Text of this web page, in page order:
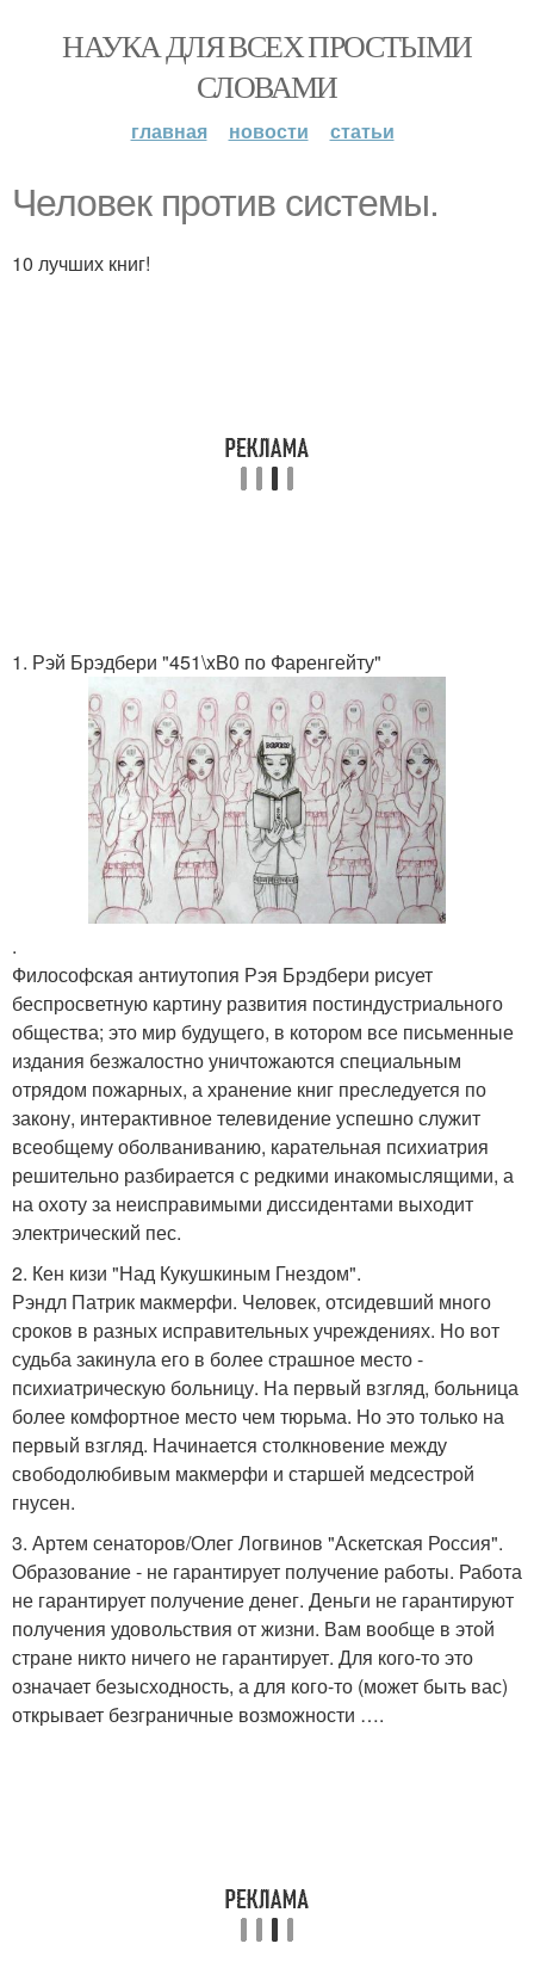
НАУКА ДЛЯ ВСЕХ ПРОСТЫМИ
СЛОВАМИ
главная новости статьи
Человек против системы.
10 лучших книг!
1. Рэй Брэдбери "451\xB0 по Фаренгейту"
.
Философская антиутопия Рэя Брэдбери рисует
беспросветную картину развития постиндустриального
общества; это мир будущего, в котором все письменные
издания безжалостно уничтожаются специальным
отрядом пожарных, а хранение книг преследуется по
закону, интерактивное телевидение успешно служит
всеобщему оболваниванию, карательная психиатрия
решительно разбирается с редкими инакомыслящими, а
на охоту за неисправимыми диссидентами выходит
электрический пес.
2. Кен кизи "Над Кукушкиным Гнездом".
Рэндл Патрик макмерфи. Человек, отсидевший много
сроков в разных исправительных учреждениях. Но вот
судьба закинула его в более страшное место -
психиатрическую больницу. На первый взгляд, больница
более комфортное место чем тюрьма. Но это только на
первый взгляд. Начинается столкновение между
свободолюбивым макмерфи и старшей медсестрой
гнусен.
3. Артем сенаторов/Олег Логвинов "Аскетская Россия".
Образование - не гарантирует получение работы. Работа
не гарантирует получение денег. Деньги не гарантируют
получения удовольствия от жизни. Вам вообще в этой
стране никто ничего не гарантирует. Для кого-то это
означает безысходность, а для кого-то (может быть вас)
открывает безграничные возможности ….